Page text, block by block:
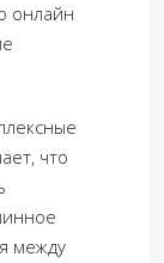
онлайн
что
между